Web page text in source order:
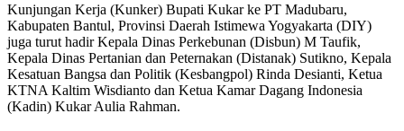
Kunjungan Kerja (Kunker) Bupati Kukar ke PT Madubaru,
Kabupaten Bantul, Provinsi Daerah Istimewa Yogyakarta (DIY)
juga turut hadir Kepala Dinas Perkebunan (Disbun) M Taufik,
Kepala Dinas Pertanian dan Peternakan (Distanak) Sutikno, Kepala
Kesatuan Bangsa dan Politik (Kesbangpol) Rinda Desianti, Ketua
KTNA Kaltim Wisdianto dan Ketua Kamar Dagang Indonesia
(Kadin) Kukar Aulia Rahman.